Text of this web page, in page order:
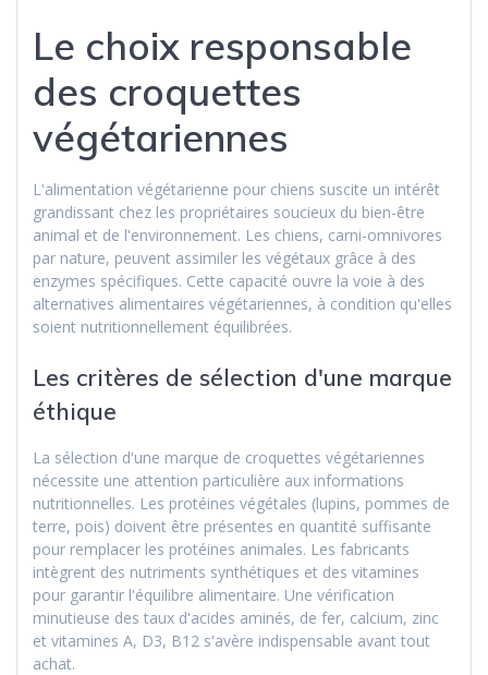
Le choix responsable
des croquettes
végétariennes
L'alimentation végétarienne pour chiens suscite un intérêt
grandissant chez les propriétaires soucieux du bien-être
animal et de l'environnement. Les chiens, carni-omnivores
par nature, peuvent assimiler les végétaux grâce à des
enzymes spécifiques. Cette capacité ouvre la voie à des
alternatives alimentaires végétariennes, à condition qu'elles
soient nutritionnellement équilibrées.
Les critères de sélection d'une marque
éthique
La sélection d'une marque de croquettes végétariennes
nécessite une attention particulière aux informations
nutritionnelles. Les protéines végétales (lupins, pommes de
terre, pois) doivent être présentes en quantité suffisante
pour remplacer les protéines animales. Les fabricants
intègrent des nutriments synthétiques et des vitamines
pour garantir l'équilibre alimentaire. Une vérification
minutieuse des taux d'acides aminés, de fer, calcium, zinc
et vitamines A, D3, B12 s'avère indispensable avant tout
achat.